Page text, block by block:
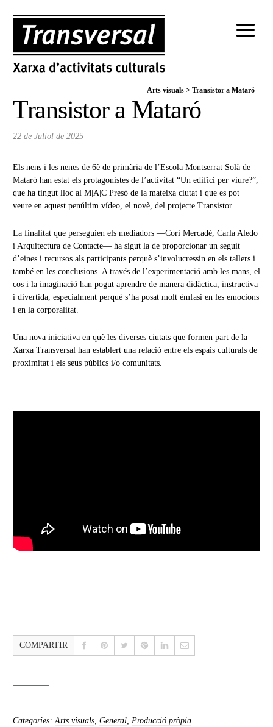
Arts visuals > Transistor a Mataró
Transistor a Mataró
22 de Juliol de 2025
Els nens i les nenes de 6è de primària de l’Escola Montserrat Solà de
Mataró han estat els protagonistes de l’activitat “Un edifici per viure?”,
que ha tingut lloc al M|A|C Presó de la mateixa ciutat i que es pot
veure en aquest penúltim vídeo, el novè, del projecte Transistor.
La finalitat que perseguien els mediadors —Cori Mercadé, Carla Aledo
i Arquitectura de Contacte— ha sigut la de proporcionar un seguit
d’eines i recursos als participants perquè s’involucressin en els tallers i
també en les conclusions. A través de l’experimentació amb les mans, el
cos i la imaginació han pogut aprendre de manera didàctica, instructiva
i divertida, especialment perquè s’ha posat molt èmfasi en les emocions
i en la corporalitat.
Una nova iniciativa en què les diverses ciutats que formen part de la
Xarxa Transversal han establert una relació entre els espais culturals de
proximitat i els seus públics i/o comunitats.
COMPARTIR
Categories: Arts visuals General Producció pròpia